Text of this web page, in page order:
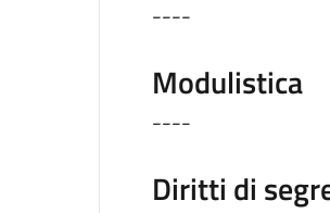
----
Modulistica
----
Diritti di